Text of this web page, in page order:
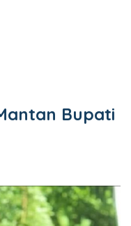
Bupati